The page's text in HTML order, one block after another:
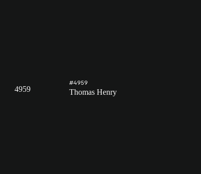
4959
#4959
Thomas Henry